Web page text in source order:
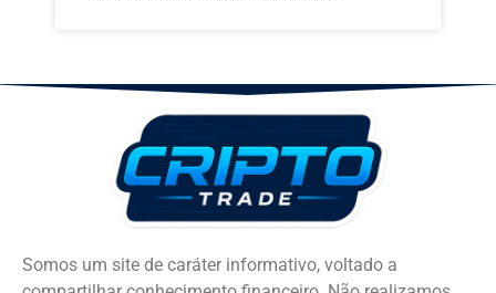
Somos um site de caráter informativo, voltado a